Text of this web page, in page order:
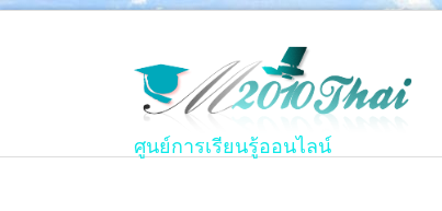
ศูนย์การเรียนรู้ออนไลน์